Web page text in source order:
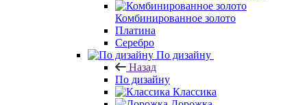
Комбинированное золото
Платина
Серебро
По дизайну
Назад
По дизайну
Классика